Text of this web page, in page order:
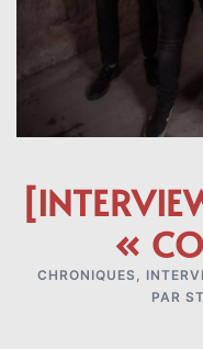
«
CHRONIQUES ,
PAR